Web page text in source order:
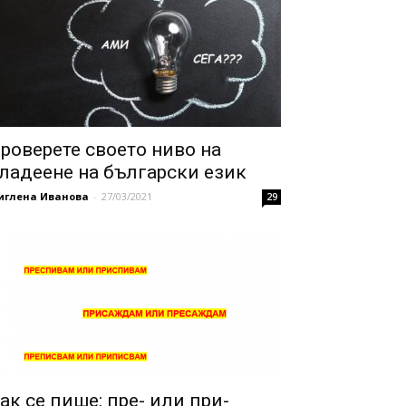
своето ниво на
на български език
Иванова - 27/03/2021 29
се пише: пре- или при-